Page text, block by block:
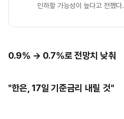
인하할 가능성이 높다고 전했다.
0.9% → 0.7%로 전망치 낮춰
"한은, 17일 기준금리 내릴 것"